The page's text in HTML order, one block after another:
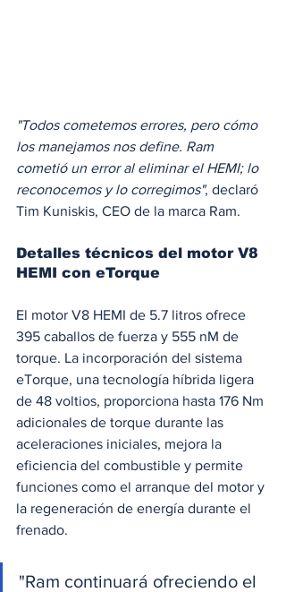
"Todos cometemos errores, pero cómo
los manejamos nos define. Ram
cometió un error al eliminar el HEMI; lo
reconocemos y lo corregimos", declaró
Tim Kuniskis, CEO de la marca Ram.
Detalles técnicos del motor V8
HEMI con eTorque
El motor V8 HEMI de 5.7 litros ofrece
395 caballos de fuerza y 555 nM de
torque. La incorporación del sistema
eTorque, una tecnología híbrida ligera
de 48 voltios, proporciona hasta 176 Nm
adicionales de torque durante las
aceleraciones iniciales, mejora la
eficiencia del combustible y permite
funciones como el arranque del motor y
la regeneración de energía durante el
frenado.
"Ram continuará ofreciendo el